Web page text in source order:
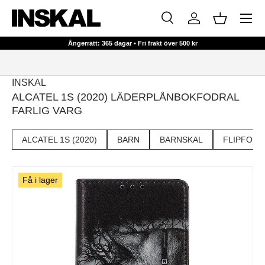
HOPPA TILL INNEHÅLL
Sök
Sök Logga inKorg
Meny
Ångerrätt: 365 dagar • Fri frakt över 500 kr
INSKAL
ALCATEL 1S (2020) LÄDERPLÅNBOKFODRAL
FARLIG VARG
ALCATEL 1S (2020) BARN BARNSKAL
Få i lager